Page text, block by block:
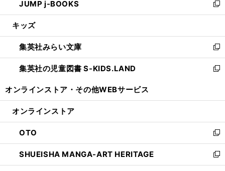
で
開
ド
ウ
開
く
ィ
ン
ウ
で
開
く
い
ウ
ン
ド
ウ
で
JUMP j-BOOKS
新
し
ウ
ィ
ン
ド
開
キッズ
集英社みらい文庫
新
し
い
ン
ウ
で
開
く
集英社の児童図書 S-KIDS.LAND
新
ウ
ン
ド
ウ
で
開
オンラインストア・ その他WEBサービス
オンラインストア
OTO
新
し
い
ウ
SHUEISHA MANGA-ART HERITAGE
新
し